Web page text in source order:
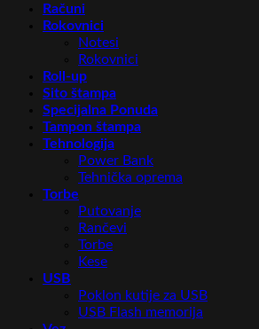
Računi
Rokovnici
Notesi
Rokovnici
Roll-up
Sito štampa
Specijalna Ponuda
Tampon štampa
Tehnologija
Power Bank
Tehnička oprema
Torbe
Putovanje
Rančevi
Torbe
Kese
USB
Poklon kutije za USB
USB Flash memorija